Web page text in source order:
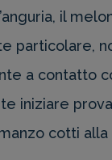
il
particolare,
a contatto
iniziare
cotti